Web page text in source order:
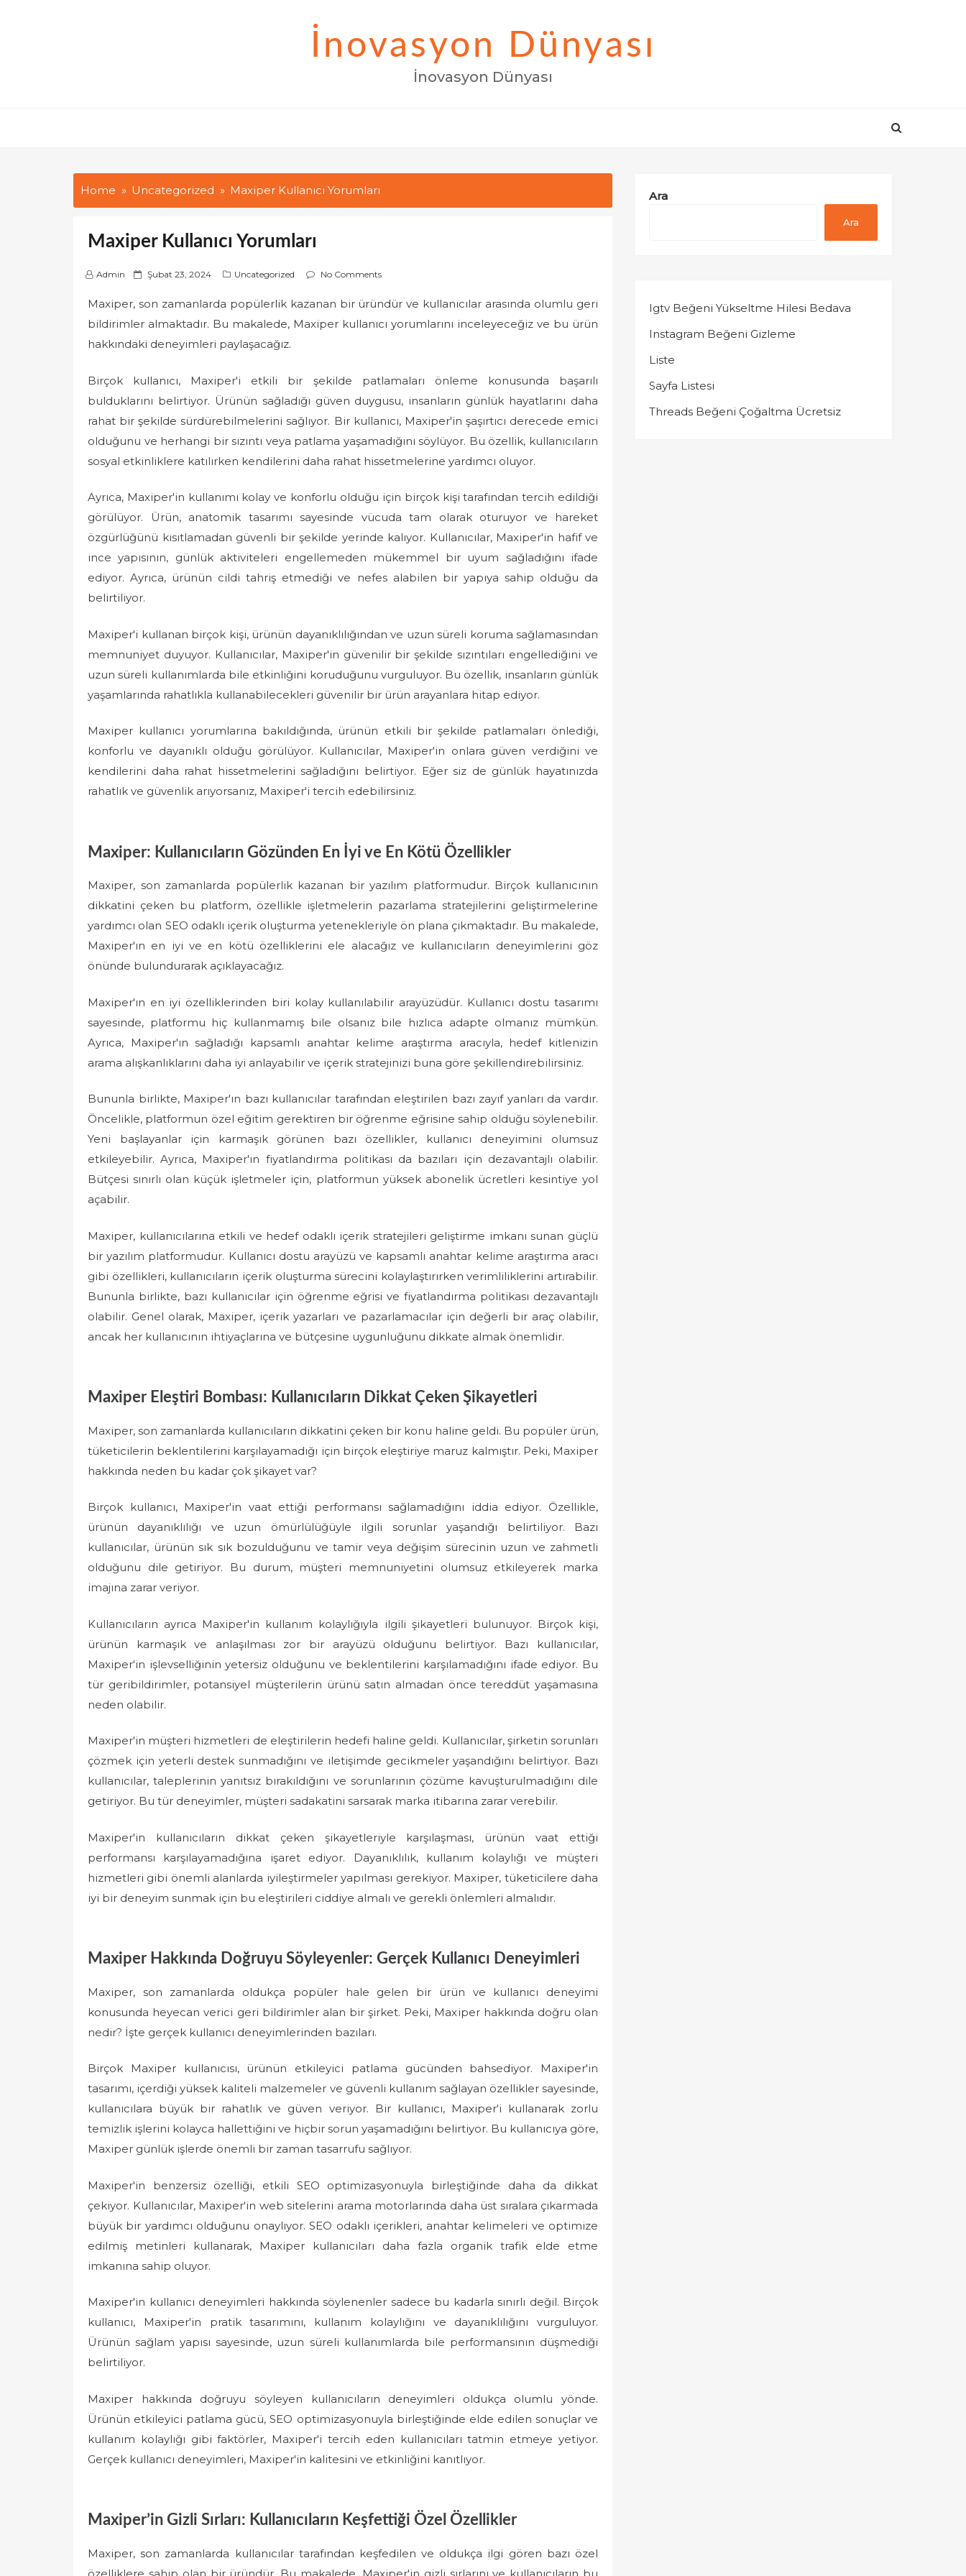
İnovasyon Dünyası
İnovasyon Dünyası
Home Uncategorized Maxiper Kullanıcı Yorumları
Maxiper Kullanıcı Yorumları
Admin
P
s
t
n
Şubat 23, 2024 Uncategorized No Comments
Maxiper, son zamanlarda popülerlik kazanan bir üründür ve kullanıcılar arasında olumlu geri
bildirimler almaktadır. Bu makalede, Maxiper kullanıcı yorumlarını inceleyeceğiz ve bu ürün
hakkındaki deneyimleri paylaşacağız.
Birçok kullanıcı, Maxiper'i etkili bir şekilde patlamaları önleme konusunda başarılı
bulduklarını belirtiyor. Ürünün sağladığı güven duygusu, insanların günlük hayatlarını daha
rahat bir şekilde sürdürebilmelerini sağlıyor. Bir kullanıcı, Maxiper'in şaşırtıcı derecede emici
olduğunu ve herhangi bir sızıntı veya patlama yaşamadığını söylüyor. Bu özellik, kullanıcıların
sosyal etkinliklere katılırken kendilerini daha rahat hissetmelerine yardımcı oluyor.
Ayrıca, Maxiper'in kullanımı kolay ve konforlu olduğu için birçok kişi tarafından tercih edildiği
görülüyor. Ürün, anatomik tasarımı sayesinde vücuda tam olarak oturuyor ve hareket
özgürlüğünü kısıtlamadan güvenli bir şekilde yerinde kalıyor. Kullanıcılar, Maxiper'in hafif ve
ince yapısının, günlük aktiviteleri engellemeden mükemmel bir uyum sağladığını ifade
ediyor. Ayrıca, ürünün cildi tahriş etmediği ve nefes alabilen bir yapıya sahip olduğu da
belirtiliyor.
Maxiper'i kullanan birçok kişi, ürünün dayanıklılığından ve uzun süreli koruma sağlamasından
memnuniyet duyuyor. Kullanıcılar, Maxiper'in güvenilir bir şekilde sızıntıları engellediğini ve
uzun süreli kullanımlarda bile etkinliğini koruduğunu vurguluyor. Bu özellik, insanların günlük
yaşamlarında rahatlıkla kullanabilecekleri güvenilir bir ürün arayanlara hitap ediyor.
Maxiper kullanıcı yorumlarına bakıldığında, ürünün etkili bir şekilde patlamaları önlediği,
konforlu ve dayanıklı olduğu görülüyor. Kullanıcılar, Maxiper'in onlara güven verdiğini ve
kendilerini daha rahat hissetmelerini sağladığını belirtiyor. Eğer siz de günlük hayatınızda
rahatlık ve güvenlik arıyorsanız, Maxiper'i tercih edebilirsiniz.
Maxiper: Kullanıcıların Gözünden En İyi ve En Kötü Özellikler
Maxiper, son zamanlarda popülerlik kazanan bir yazılım platformudur. Birçok kullanıcının
dikkatini çeken bu platform, özellikle işletmelerin pazarlama stratejilerini geliştirmelerine
yardımcı olan SEO odaklı içerik oluşturma yetenekleriyle ön plana çıkmaktadır. Bu makalede,
Maxiper'ın en iyi ve en kötü özelliklerini ele alacağız ve kullanıcıların deneyimlerini göz
önünde bulundurarak açıklayacağız.
Maxiper'ın en iyi özelliklerinden biri kolay kullanılabilir arayüzüdür. Kullanıcı dostu tasarımı
sayesinde, platformu hiç kullanmamış bile olsanız bile hızlıca adapte olmanız mümkün.
Ayrıca, Maxiper'ın sağladığı kapsamlı anahtar kelime araştırma aracıyla, hedef kitlenizin
arama alışkanlıklarını daha iyi anlayabilir ve içerik stratejinizi buna göre şekillendirebilirsiniz.
Bununla birlikte, Maxiper'ın bazı kullanıcılar tarafından eleştirilen bazı zayıf yanları da vardır.
Öncelikle, platformun özel eğitim gerektiren bir öğrenme eğrisine sahip olduğu söylenebilir.
Yeni başlayanlar için karmaşık görünen bazı özellikler, kullanıcı deneyimini olumsuz
etkileyebilir. Ayrıca, Maxiper'ın fiyatlandırma politikası da bazıları için dezavantajlı olabilir.
Bütçesi sınırlı olan küçük işletmeler için, platformun yüksek abonelik ücretleri kesintiye yol
açabilir.
Maxiper, kullanıcılarına etkili ve hedef odaklı içerik stratejileri geliştirme imkanı sunan güçlü
bir yazılım platformudur. Kullanıcı dostu arayüzü ve kapsamlı anahtar kelime araştırma aracı
gibi özellikleri, kullanıcıların içerik oluşturma sürecini kolaylaştırırken verimliliklerini artırabilir.
Bununla birlikte, bazı kullanıcılar için öğrenme eğrisi ve fiyatlandırma politikası dezavantajlı
olabilir. Genel olarak, Maxiper, içerik yazarları ve pazarlamacılar için değerli bir araç olabilir,
ancak her kullanıcının ihtiyaçlarına ve bütçesine uygunluğunu dikkate almak önemlidir.
Maxiper Eleştiri Bombası: Kullanıcıların Dikkat Çeken Şikayetleri
Maxiper, son zamanlarda kullanıcıların dikkatini çeken bir konu haline geldi. Bu popüler ürün,
tüketicilerin beklentilerini karşılayamadığı için birçok eleştiriye maruz kalmıştır. Peki, Maxiper
hakkında neden bu kadar çok şikayet var?
Birçok kullanıcı, Maxiper'in vaat ettiği performansı sağlamadığını iddia ediyor. Özellikle,
ürünün dayanıklılığı ve uzun ömürlülüğüyle ilgili sorunlar yaşandığı belirtiliyor. Bazı
kullanıcılar, ürünün sık sık bozulduğunu ve tamir veya değişim sürecinin uzun ve zahmetli
olduğunu dile getiriyor. Bu durum, müşteri memnuniyetini olumsuz etkileyerek marka
imajına zarar veriyor.
Kullanıcıların ayrıca Maxiper'in kullanım kolaylığıyla ilgili şikayetleri bulunuyor. Birçok kişi,
ürünün karmaşık ve anlaşılması zor bir arayüzü olduğunu belirtiyor. Bazı kullanıcılar,
Maxiper'in işlevselliğinin yetersiz olduğunu ve beklentilerini karşılamadığını ifade ediyor. Bu
tür geribildirimler, potansiyel müşterilerin ürünü satın almadan önce tereddüt yaşamasına
neden olabilir.
Maxiper'in müşteri hizmetleri de eleştirilerin hedefi haline geldi. Kullanıcılar, şirketin sorunları
çözmek için yeterli destek sunmadığını ve iletişimde gecikmeler yaşandığını belirtiyor. Bazı
kullanıcılar, taleplerinin yanıtsız bırakıldığını ve sorunlarının çözüme kavuşturulmadığını dile
getiriyor. Bu tür deneyimler, müşteri sadakatini sarsarak marka itibarına zarar verebilir.
Maxiper'in kullanıcıların dikkat çeken şikayetleriyle karşılaşması, ürünün vaat ettiği
performansı karşılayamadığına işaret ediyor. Dayanıklılık, kullanım kolaylığı ve müşteri
hizmetleri gibi önemli alanlarda iyileştirmeler yapılması gerekiyor. Maxiper, tüketicilere daha
iyi bir deneyim sunmak için bu eleştirileri ciddiye almalı ve gerekli önlemleri almalıdır.
Maxiper Hakkında Doğruyu Söyleyenler: Gerçek Kullanıcı Deneyimleri
Maxiper, son zamanlarda oldukça popüler hale gelen bir ürün ve kullanıcı deneyimi
konusunda heyecan verici geri bildirimler alan bir şirket. Peki, Maxiper hakkında doğru olan
nedir? İşte gerçek kullanıcı deneyimlerinden bazıları.
Birçok Maxiper kullanıcısı, ürünün etkileyici patlama gücünden bahsediyor. Maxiper'in
tasarımı, içerdiği yüksek kaliteli malzemeler ve güvenli kullanım sağlayan özellikler sayesinde,
kullanıcılara büyük bir rahatlık ve güven veriyor. Bir kullanıcı, Maxiper'i kullanarak zorlu
temizlik işlerini kolayca hallettiğini ve hiçbir sorun yaşamadığını belirtiyor. Bu kullanıcıya göre,
Maxiper günlük işlerde önemli bir zaman tasarrufu sağlıyor.
Maxiper'in benzersiz özelliği, etkili SEO optimizasyonuyla birleştiğinde daha da dikkat
çekiyor. Kullanıcılar, Maxiper'in web sitelerini arama motorlarında daha üst sıralara çıkarmada
büyük bir yardımcı olduğunu onaylıyor. SEO odaklı içerikleri, anahtar kelimeleri ve optimize
edilmiş metinleri kullanarak, Maxiper kullanıcıları daha fazla organik trafik elde etme
imkanına sahip oluyor.
Maxiper'in kullanıcı deneyimleri hakkında söylenenler sadece bu kadarla sınırlı değil. Birçok
kullanıcı, Maxiper'in pratik tasarımını, kullanım kolaylığını ve dayanıklılığını vurguluyor.
Ürünün sağlam yapısı sayesinde, uzun süreli kullanımlarda bile performansının düşmediği
belirtiliyor.
Maxiper hakkında doğruyu söyleyen kullanıcıların deneyimleri oldukça olumlu yönde.
Ürünün etkileyici patlama gücü, SEO optimizasyonuyla birleştiğinde elde edilen sonuçlar ve
kullanım kolaylığı gibi faktörler, Maxiper'i tercih eden kullanıcıları tatmin etmeye yetiyor.
Gerçek kullanıcı deneyimleri, Maxiper'in kalitesini ve etkinliğini kanıtlıyor.
Maxiper’in Gizli Sırları: Kullanıcıların Keşfettiği Özel Özellikler
Maxiper, son zamanlarda kullanıcılar tarafından keşfedilen ve oldukça ilgi gören bazı özel
özelliklere sahip olan bir üründür. Bu makalede, Maxiper'in gizli sırlarını ve kullanıcıların bu
Ara
Ara
Igtv Beğeni Yükseltme Hilesi Bedava
Instagram Beğeni Gizleme
Liste
Sayfa Listesi
Threads Beğeni Çoğaltma Ücretsiz